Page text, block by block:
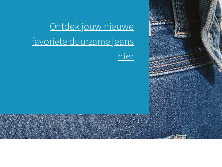
Ontdek jouw nieuwe
favoriete duurzame jeans
hier